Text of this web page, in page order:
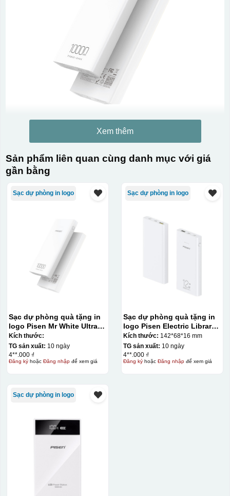
Kiểu in:
In UV trên quà tặng là kỹ thuật sử dụng mực đặc biệt
phép in được trên nhiều chất liệu như nhựa, kim loại,
thủy tinh với độ bền cao và màu sắc tươi sáng. Ưu điểm
của phương pháp này là khô nhanh, thân thiện môi
khóa, USB hay ly cốc cao cấp.
Xem thêm
Sản phẩm liên quan cùng danh mục với giá
gần bằng
Sạc dự phòng in logo
Sạc dự phòng quà tặng in
logo Pisen Mr White Ultra
10000mAh KQ-SDP13
Kích thước:
TG sản xuất: 10 ngày
4**.000 ₫
Đăng kýhoặc Đăng nhậpđể xem giá
Sạc dự phòng in logo
Sạc dự phòng quà tặng in
logo Pisen Electric Library
10000mAh KQ-SDP14
Kích thước: 142*68*16 mm
TG sản xuất: 10 ngày
4**.000 ₫
Đăng kýhoặc Đăng nhậpđể xem giá
Sạc dự phòng in logo